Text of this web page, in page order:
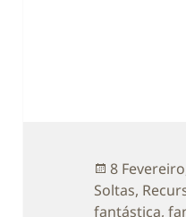
Publicado
a
8
Soltas,
fantástica,